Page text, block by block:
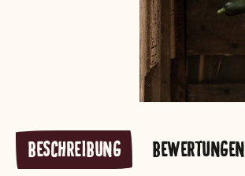
BESCHREIBUNG BEWERTUNGEN